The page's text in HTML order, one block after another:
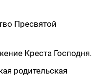
Пресвятой
Креста Господня.
родительская